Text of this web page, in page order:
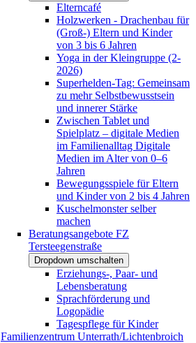
Elterncafé
Holzwerken - Drachenbau für
(Groß-) Eltern und Kinder
von 3 bis 6 Jahren
Yoga in der Kleingruppe (2-
2026)
Superhelden-Tag: Gemeinsam
zu mehr Selbstbewusstsein
und innerer Stärke
Zwischen Tablet und
Spielplatz – digitale Medien
im Familienalltag Digitale
Medien im Alter von 0–6
Jahren
Bewegungsspiele für Eltern
und Kinder von 2 bis 4 Jahren
Kuschelmonster selber
machen
Beratungsangebote FZ
Tersteegenstraße
Dropdown umschalten
Erziehungs-, Paar- und
Lebensberatung
Sprachförderung und
Logopädie
Tagespflege für Kinder
Familienzentrum Unterrath/Lichtenbroich